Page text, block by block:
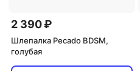
2 390 ₽
Шлепалка Pecado BDSM,
голубая